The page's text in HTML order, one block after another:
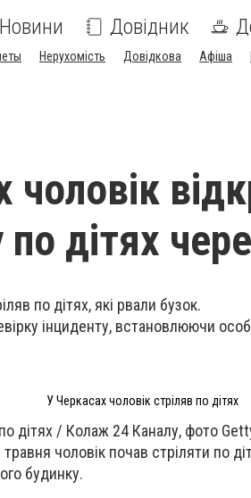
Новини Довідник
Нерухомість Довідкова Афіша
чоловік
по дітях
по дітях, які рвали бузок.
інциденту, встановлюючи
У Черкасах чоловік стріляв по дітях
дітях / Колаж 24 Каналу, фото
чоловік почав стріляти по
будинку.